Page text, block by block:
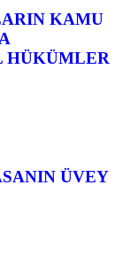
KAMU
HÜKÜMLER
ÜVEY